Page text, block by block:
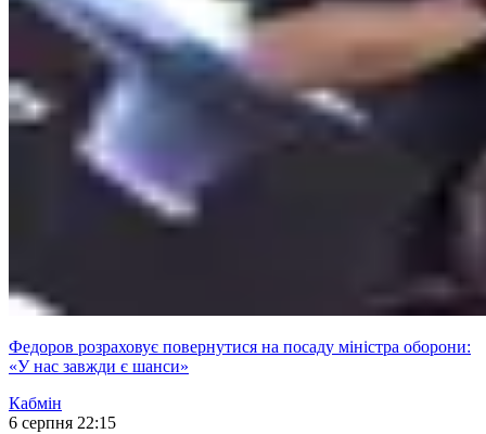
Федоров розраховує повернутися на посаду міністра оборони:
«У нас завжди є шанси»
Кабмін
6 серпня 22:15